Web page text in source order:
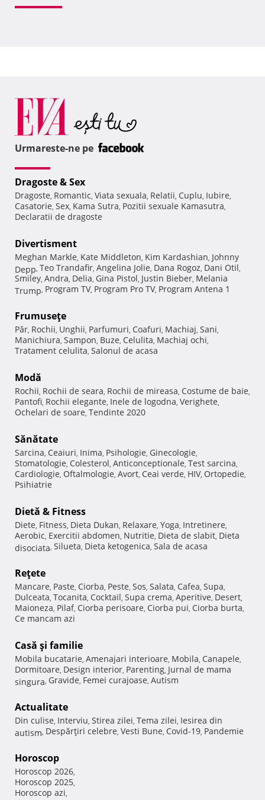
Urmareste-ne pe
Dragoste & Sex
Dragoste, Romantic, Viata sexuala, Relatii, Cuplu, Iubire,
Casatorie, Sex, Kama Sutra, Pozitii sexuale Kamasutra,
Declaratii de dragoste
Divertisment
Meghan Markle, Kate Middleton, Kim Kardashian, Johnny
Depp, Teo Trandafir, Angelina Jolie, Dana Rogoz, Dani Otil,
Smiley, Andra, Delia, Gina Pistol, Justin Bieber, Melania
Trump, Program TV, Program Pro TV, Program Antena 1
Frumuseţe
Păr, Rochii, Unghii, Parfumuri, Coafuri, Machiaj, Sani,
Manichiura, Sampon, Buze, Celulita, Machiaj ochi,
Tratament celulita, Salonul de acasa
Modă
Rochii, Rochii de seara, Rochii de mireasa, Costume de baie,
Pantofi, Rochii elegante, Inele de logodna, Verighete,
Ochelari de soare, Tendinte 2020
Sănătate
Sarcina, Ceaiuri, Inima, Psihologie, Ginecologie,
Stomatologie, Colesterol, Anticonceptionale, Test sarcina,
Cardiologie, Oftalmologie, Avort, Ceai verde, HIV, Ortopedie,
Psihiatrie
Dietă & Fitness
Diete, Fitness, Dieta Dukan, Relaxare, Yoga, Intretinere,
Aerobic, Exercitii abdomen, Nutritie, Dieta de slabit, Dieta
disociata, Silueta, Dieta ketogenica, Sala de acasa
Reţete
Mancare, Paste, Ciorba, Peste, Sos, Salata, Cafea, Supa,
Dulceata, Tocanita, Cocktail, Supa crema, Aperitive, Desert,
Maioneza, Pilaf, Ciorba perisoare, Ciorba pui, Ciorba burta,
Ce mancam azi
Casă şi familie
Mobila bucatarie, Amenajari interioare, Mobila, Canapele,
Dormitoare, Design interior, Parenting, Jurnal de mama
singura, Gravide, Femei curajoase, Autism
Actualitate
Din culise, Interviu, Stirea zilei, Tema zilei, Iesirea din
autism, Despărţiri celebre, Vesti Bune, Covid-19, Pandemie
Horoscop
Horoscop 2026,
Horoscop 2025,
Horoscop azi,